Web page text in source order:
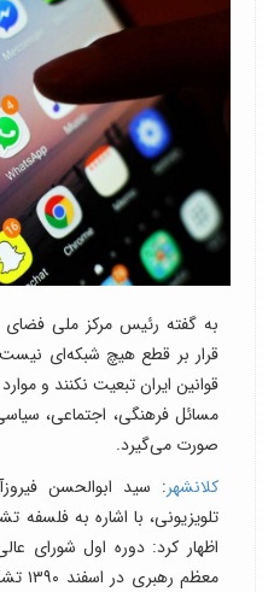
به گفته رئیس مرکز ملی فضای
قرار بر قطع هیچ شبکه‌ای نیست
قوانین ایران تبعیت نکنند و
مسائل فرهنگی، اجتماعی،
صورت می‌گیرد.
کلانشهر: سید ابوالحسن
تلویزیونی، با اشاره به
اظهار کرد: دوره اول شورای